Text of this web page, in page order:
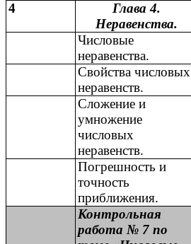
4
Глава 4.
Неравенства.
Числовые
неравенства.
Свойства числовых
неравенств.
Сложение и
умножение
числовых
неравенств.
Погрешность и
точность
приближения.
Контрольная
работа № 7 по